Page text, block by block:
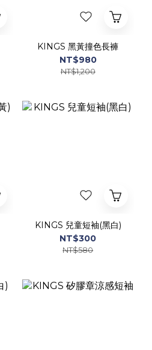
KINGS 黑黃撞色長褲
NT$980
NT$1,200
KINGS 兒童短袖(黑白)
NT$300
NT$580